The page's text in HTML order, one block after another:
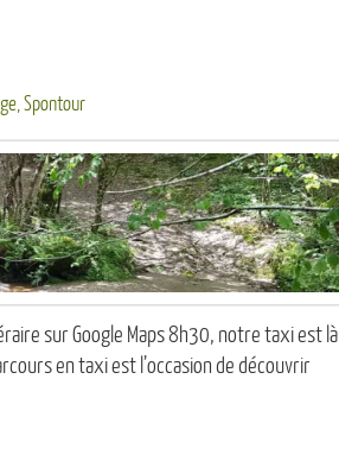
,Spontour
sur Google Maps 8h30, notre taxi est là
en taxi est l’occasion de découvrir